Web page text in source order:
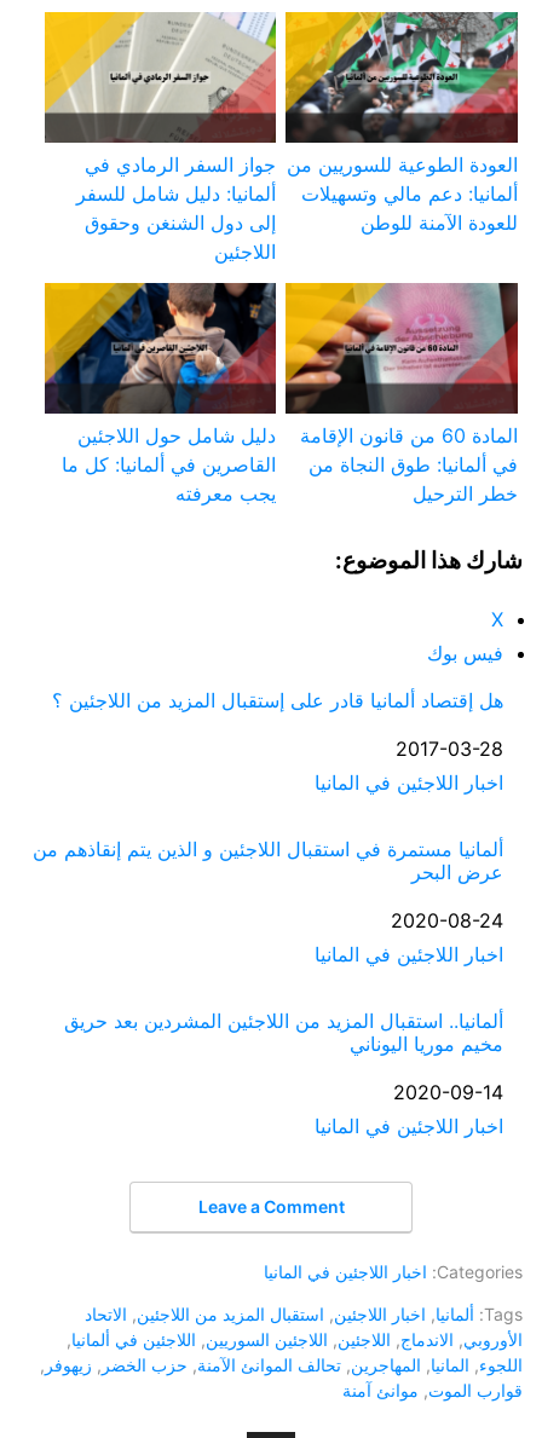
العودة الطوعية للسوريين من
ألمانيا: دعم مالي وتسهيلات
للعودة الآمنة للوطن
جواز السفر الرمادي في
ألمانيا: دليل شامل للسفر
إلى دول الشنغن وحقوق
اللاجئين
المادة 60 من قانون الإقامة
في ألمانيا: طوق النجاة من
خطر الترحيل
دليل شامل حول اللاجئين
القاصرين في ألمانيا: كل ما
يجب معرفته
شارك هذا الموضوع:
X
فيس بوك
هل إقتصاد ألمانيا قادر على إستقبال المزيد من اللاجئين ؟
التاريخ
2017-03-28
في ما يتعلق بما يأتي
اخبار اللاجئين في المانيا
ألمانيا مستمرة في استقبال اللاجئين و الذين يتم إنقاذهم من
عرض البحر
التاريخ
2020-08-24
في ما يتعلق بما يأتي
اخبار اللاجئين في المانيا
ألمانيا.. استقبال المزيد من اللاجئين المشردين بعد حريق
مخيم موريا اليوناني
التاريخ
2020-09-14
في ما يتعلق بما يأتي
اخبار اللاجئين في المانيا
Leave a Comment
Categories: اخبار اللاجئين في المانيا
Tags: ألمانيا, اخبار اللاجئين, استقبال المزيد من اللاجئين, الاتحاد
الأوروبي, الاندماج, اللاجئين, اللاجئين السوريين, اللاجئين في ألمانيا,
اللجوء, المانيا, المهاجرين, تحالف الموانئ الآمنة, حزب الخضر , زيهوفر ,
قوارب الموت, موانئ آمنة